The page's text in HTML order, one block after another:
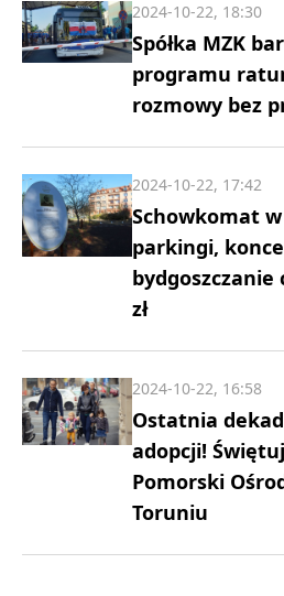
Spółka MZK
programu
rozmowy bez
2024-10-22, 18:30
Schowkomat
parkingi,
bydgoszczanie
zł
2024-10-22, 17:42
Ostatnia
adopcji!
Pomorski
Toruniu
2024-10-22, 16:58